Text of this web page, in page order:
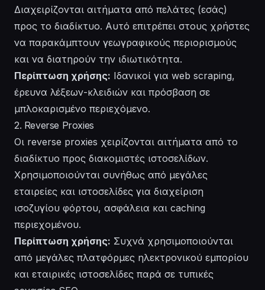
Διαχειρίζονται αιτήματα από πελάτες (εσάς)
προς το διαδίκτυο. Αυτό επιτρέπει στους χρήστες
να παρακάμπτουν γεωγραφικούς περιορισμούς
και να διατηρούν την ιδιωτικότητα.
Περίπτωση χρήσης: Ιδανικοί για web scraping,
έρευνα λέξεων-κλειδιών και πρόσβαση σε
μπλοκαρισμένο περιεχόμενο.
2. Reverse Proxies
Οι reverse proxies χειρίζονται αιτήματα από το
διαδίκτυο προς διακομιστές ιστοσελίδων.
Χρησιμοποιούνται συνήθως από μεγάλες
εταιρείες και ιστοσελίδες για διαχείριση
ισοζυγίου φόρτου, ασφάλεια και caching
περιεχομένου.
Περίπτωση χρήσης: Συχνά χρησιμοποιούνται
από μεγάλες πλατφόρμες ηλεκτρονικού εμπορίου
και εταιρικές ιστοσελίδες παρά σε τυπικές